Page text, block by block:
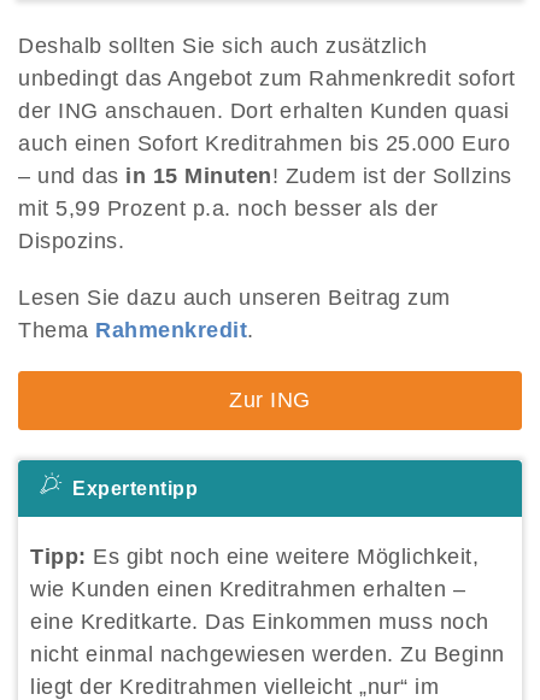
Deshalb sollten Sie sich auch zusätzlich
unbedingt das Angebot zum Rahmenkredit sofort
der ING anschauen. Dort erhalten Kunden quasi
auch einen Sofort Kreditrahmen bis 25.000 Euro
– und das in 15 Minuten! Zudem ist der Sollzins
mit 5,99 Prozent p.a. noch besser als der
Dispozins.
Lesen Sie dazu auch unseren Beitrag zum
Thema Rahmenkredit.
Zur ING
Expertentipp
Tipp: Es gibt noch eine weitere Möglichkeit,
wie Kunden einen Kreditrahmen erhalten –
eine Kreditkarte. Das Einkommen muss noch
nicht einmal nachgewiesen werden. Zu Beginn
liegt der Kreditrahmen vielleicht „nur“ im